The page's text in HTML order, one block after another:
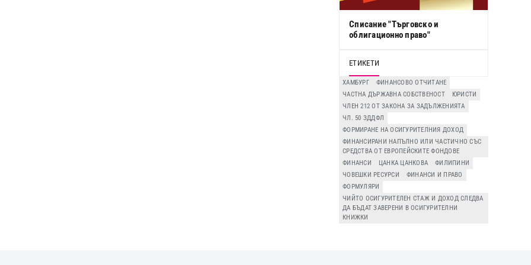
Списание "Търговско и
облигационно право"
ЕТИКЕТИ
ХАМБУРГ
ФИНАНСОВО ОТЧИТАНЕ
ЧАСТНА ДЪРЖАВНА СОБСТВЕНОСТ
ЮРИСТИ
ЧЛЕН 212 ОТ ЗАКОНА ЗА ЗАДЪЛЖЕНИЯТА
ЧЛ. 50 ЗДДФЛ
ФОРМИРАНЕ НА ОСИГУРИТЕЛНИЯ ДОХОД
ФИНАНСИРАНИ НАПЪЛНО ИЛИ ЧАСТИЧНО СЪС
СРЕДСТВА ОТ ЕВРОПЕЙСКИТЕ ФОНДОВЕ
ФИНАНСИ
ЦАНКА ЦАНКОВА
ФИЛИПИНИ
ЧОВЕШКИ РЕСУРСИ
ФИНАНСИ И ПРАВО
ФОРМУЛЯРИ
ЧИЙТО ОСИГУРИТЕЛЕН СТАЖ И ДОХОД СЛЕДВА
ДА БЪДАТ ЗАВЕРЕНИ В ОСИГУРИТЕЛНИ
КНИЖКИ